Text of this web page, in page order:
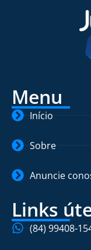
Menu
Início
Sobre
Anuncie
Links
(84) 99408-